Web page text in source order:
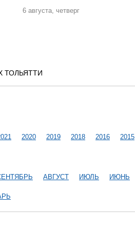
6 августа, четверг
ТОЛЬЯТТИ
2020 2019 2018 2016 2015
АВГУСТ ИЮЛЬ ИЮНЬ